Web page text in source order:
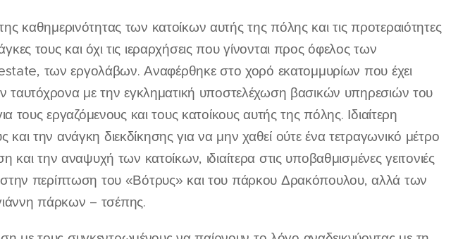
καθημερινότητας των κατοίκων αυτής της πόλης και τις προτεραιότητες
τους και όχι τις ιεραρχήσεις που γίνονται προς όφελος των
των εργολάβων. Αναφέρθηκε στο χορό εκατομμυρίων που έχει
ταυτόχρονα με την εγκληματική υποστελέχωση βασικών υπηρεσιών του
τους εργαζόμενους και τους κατοίκους αυτής της πόλης. Ιδιαίτερη
την ανάγκη διεκδίκησης για να μην χαθεί ούτε ένα τετραγωνικό μέτρο
και την αναψυχή των κατοίκων, ιδιαίτερα στις υποβαθμισμένες γειτονιές
περίπτωση του «Βότρυς» και του πάρκου Δρακόπουλου, αλλά των
πάρκων – τσέπης.